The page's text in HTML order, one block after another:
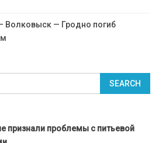
Волковыск — Гродно погиб
признали проблемы с питьевой